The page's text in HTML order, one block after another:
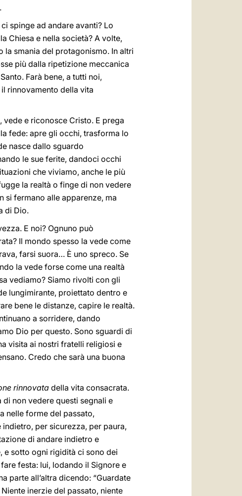
spinge ad andare avanti? Lo
Chiesa e nella società? A volte,
la smania del protagonismo. In altri
più dalla ripetizione meccanica
Farà bene, a tutti noi,
rinnovamento della vita
e riconosce Cristo. E prega
fede: apre gli occhi, trasforma lo
nasce dallo sguardo
le sue ferite, dandoci occhi
che viviamo, anche le più
la realtà o finge di non vedere
si fermano alle apparenze, ma
di Dio.
E noi? Ognuno può
Il mondo spesso la vede come
farsi suora… È uno spreco. Se
la vede forse come una realtà
vediamo? Siamo rivolti con gli
lungimirante, proiettato dentro e
bene le distanze, capire le realtà.
a sorridere, dando
Dio per questo. Sono sguardi di
visita ai nostri fratelli religiosi e
Credo che sarà una buona
rinnovatadella vita consacrata.
non vedere questi segnali e
nelle forme del passato,
per sicurezza, per paura,
di andare indietro e
e sotto ogni rigidità ci sono dei
festa: lui, lodando il Signore e
parte all’altra dicendo: “Guardate
inerzie del passato, niente